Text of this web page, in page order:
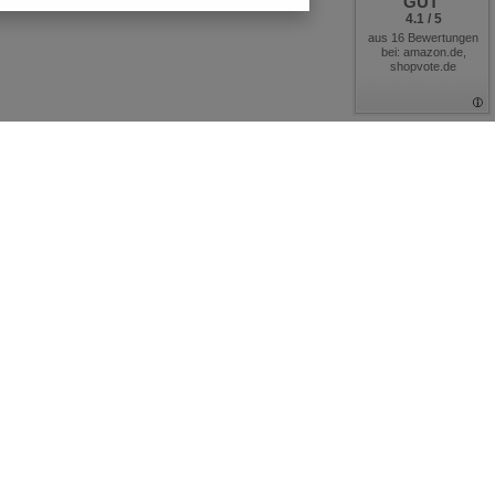
4.1 / 5
aus 16 Bewertungen
bei: amazon.de,
shopvote.de